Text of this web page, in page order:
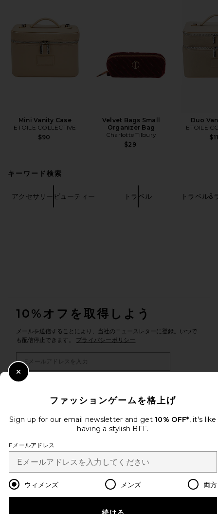
Mini Vanity Case
ETOILE COLLECTIVE
$90
Velvet Bags Small
Organizer Bag
Charlotte Tilbury
$29
Duo
ETOILE
キーワード検索
アクセサリービューティー トラベル トラベル&
10%オフを取得しよう
メールを送信することにより、当社のニュースレターに登録。いつで
も配信停止できます。 プライバシーポリシー
Change Country Regions
ja USD
改善にご協力ください！
ファッションゲームを格上げ
Sign up for our email newsletter and get 10% OFF*, it's like
having a stylish BFF.
Eメールアドレス
ウィメンズ メンズ 両方
Close Modal